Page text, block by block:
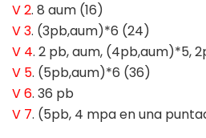
V 2. 8 aum (16)
V 3. (3pb,aum)*6 (24)
V 4. 2 pb, aum, (4pb,aum)*5,
V 5. (5pb,aum)*6 (36)
V 6. 36 pb
V 7. (5pb, 4 mpa en una